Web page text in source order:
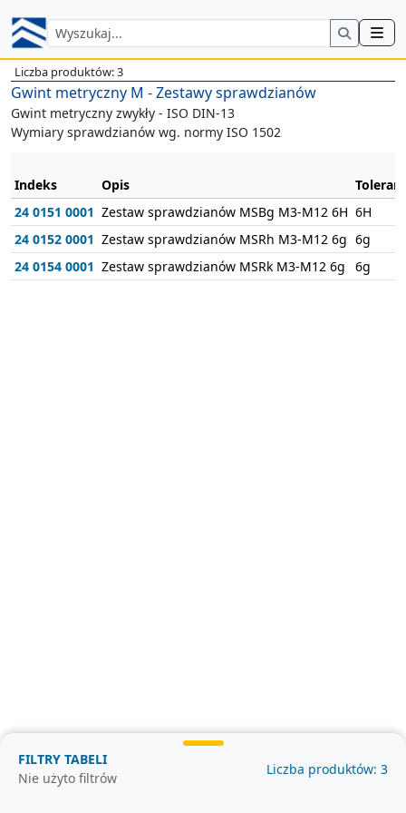
Liczba produktów: 3
Gwint metryczny M - Zestawy sprawdzianów
Gwint metryczny zwykły - ISO DIN-13
Wymiary sprawdzianów wg. normy ISO 1502
Indeks Opis
24 0151 0001 Zestaw sprawdzianów MSBg M3-M12 6H 6H
24 0152 0001 Zestaw sprawdzianów MSRh M3-M12 6g 6g
24 0154 0001 Zestaw sprawdzianów MSRk M3-M12 6g 6g
Korzystając z naszej witryny wyrażasz zgodę na naszą Politykę Prywatności
FILTRY TABELI
Nie użyto filtrów
Liczba produktów: 3